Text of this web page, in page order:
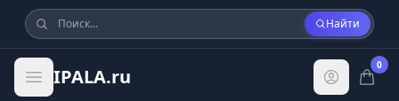
Найти
IPALA.ru
0